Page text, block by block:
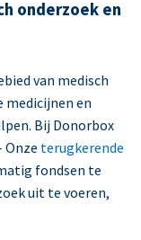
onderzoek en
van medisch
en
Bij Donorbox
Onze terugkerende
fondsen te
uit te voeren,